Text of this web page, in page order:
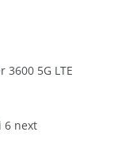
3600 5G LTE
6 next